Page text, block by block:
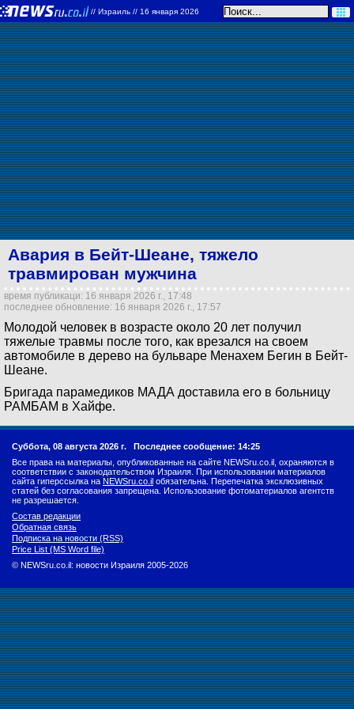
// Израиль // 16 января 2026
Авария в Бейт-Шеане, тяжело
травмирован мужчина
время публикаци: 16 января 2026 г., 17:48
последнее обновление: 16 января 2026 г., 17:57
Молодой человек в возрасте около 20 лет получил
тяжелые травмы после того, как врезался на своем
автомобиле в дерево на бульваре Менахем Бегин в Бейт-
Шеане.
Бригада парамедиков МАДА доставила его в больницу
РАМБАМ в Хайфе.
Суббота, 08 августа 2026 г. Последнее сообщение: 14:25
Все права на материалы, опубликованные на сайте NEWSru.co.il, охраняются в
соответствии с законодательством Израиля. При использовании материалов
сайта гиперссылка на NEWSru.co.il обязательна. Перепечатка эксклюзивных
статей без согласования запрещена. Использование фотоматериалов агентств
не разрешается.
Состав редакции
Обратная связь
Подписка на новости (RSS)
Price List (MS Word file)
© NEWSru.co.il: новости Израиля 2005-2026